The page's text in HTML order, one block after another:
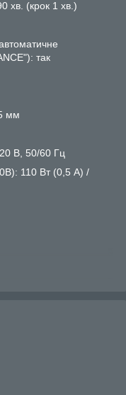
хв. (крок 1 хв.)
так
мм
В, 50/60 Гц
110 Вт (0,5 A) /